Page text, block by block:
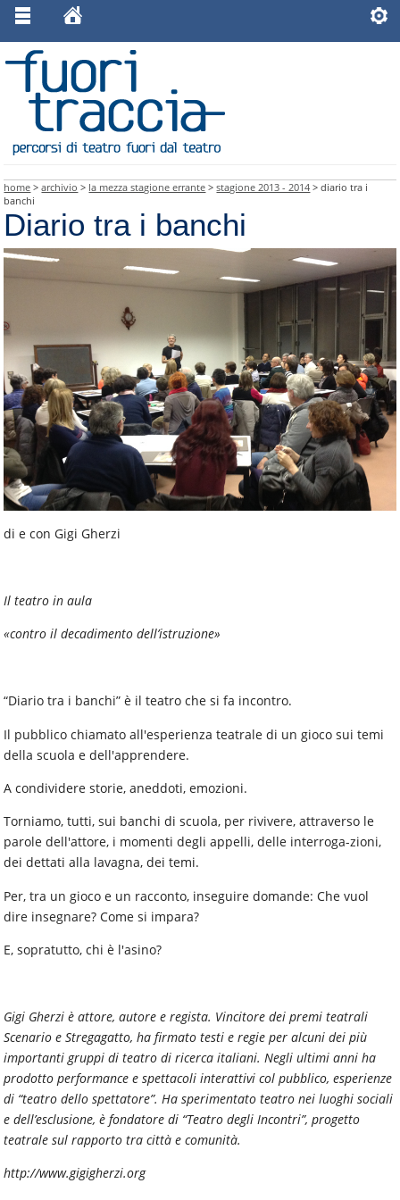
home >archivio > la mezza stagione errante >stagione 2013 - 2014 > diario tra i
banchi
Diario tra i banchi
di e con Gigi Gherzi
Il teatro in aula
«contro il decadimento dell’istruzione»
“Diario tra i banchi” è il teatro che si fa incontro.
Il pubblico chiamato all'esperienza teatrale di un gioco sui temi
della scuola e dell'apprendere.
A condividere storie, aneddoti, emozioni.
Torniamo, tutti, sui banchi di scuola, per rivivere, attraverso le
parole dell'attore, i momenti degli appelli, delle interroga-zioni,
dei dettati alla lavagna, dei temi.
Per, tra un gioco e un racconto, inseguire domande: Che vuol
dire insegnare? Come si impara?
E, sopratutto, chi è l'asino?
Gigi Gherzi è attore, autore e regista. Vincitore dei premi teatrali
Scenario e Stregagatto, ha firmato testi e regie per alcuni dei più
importanti gruppi di teatro di ricerca italiani. Negli ultimi anni ha
prodotto performance e spettacoli interattivi col pubblico, esperienze
di “teatro dello spettatore”. Ha sperimentato teatro nei luoghi sociali
e dell’esclusione, è fondatore di “Teatro degli Incontri”, progetto
teatrale sul rapporto tra città e comunità.
http://www.gigigherzi.org